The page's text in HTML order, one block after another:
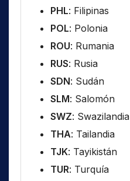
PHL: Filipinas
POL: Polonia
ROU: Rumania
RUS: Rusia
SDN: Sudán
SLM: Salomón
SWZ: Swazilandia
THA: Tailandia
TJK: Tayikistán
TUR: Turquía